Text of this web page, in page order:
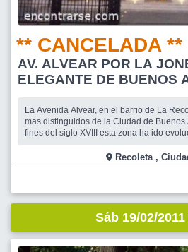
** CANCELADA **
AV. ALVEAR POR LA
ELEGANTE DE BUENOS
La Avenida Alvear, en el barrio de La
mas distinguidos de la Ciudad de Buenos
fines del siglo XVIII esta zona ha ido
palacetes y mansiones construidas por
familias
Sáb 19/02/